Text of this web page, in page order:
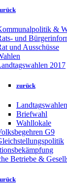
&
und
und Ausschüsse
2017
zurück
Briefwahl
Wahllokale
G9
Betriebe &